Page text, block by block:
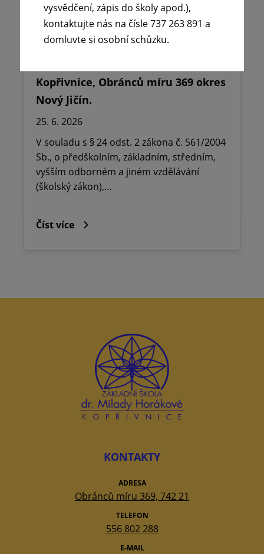
🪧Oznámení o udělení ředitelského
Kopřivnice, Obránců míru 369 okres
Nový Jičín.
25. 6. 2026
V souladu s § 24 odst. 2 zákona č. 561/2004
Sb., o předškolním, základním, středním,
vyšším odborném a jiném vzdělávání
(školský zákon),…
Číst více
KONTAKTY
ADRESA
Obránců míru 369, 742 21
TELEFON
556 802 288
E-MAIL
vysvědčení, zápis do školy apod.),
kontaktujte nás na čísle 737 263 891 a
domluvte si osobní schůzku.